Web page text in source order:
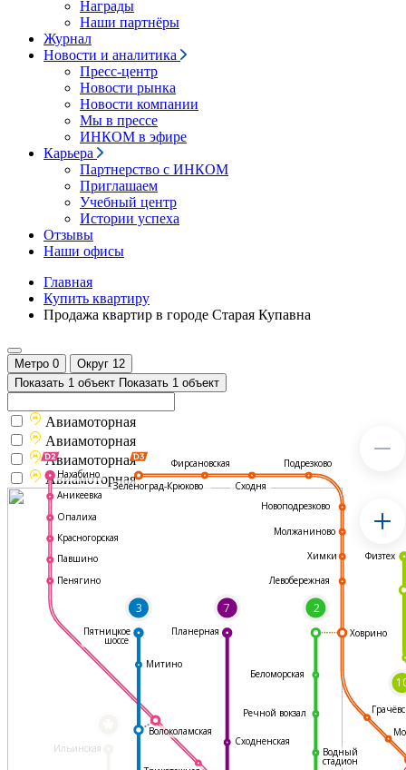
Награды
Наши партнёры
Журнал
Новости и аналитика
Пресс-центр
Новости рынка
Новости компании
Мы в прессе
ИНКОМ в эфире
Карьера
Партнерство с ИНКОМ
Приглашаем
Учебный центр
Истории успеха
Отзывы
Наши офисы
Главная
Купить квартиру
Продажа квартир в городе Старая Купавна
Метро 0 Округ 12
Показать 1 объект Показать 1 объект
Ильинская
3 7 2
Фирсановская
Сходня
Подрезково
Новоподрезково
Молжаниново
Химки
Левобережная
Ховрино
Водный
стадион
Сходненская
Волоколамская
Митино
Нахабино
Аникеевка
Опалиха
Красногорская
Павшино
Пенягино
Пятницкое
шоссе
Планерная
Физтех
Речной вокзал
Беломорская
Зеленоград-Крюково
Авиамоторная
Авиамоторная
Авиамоторная
Авиамоторная